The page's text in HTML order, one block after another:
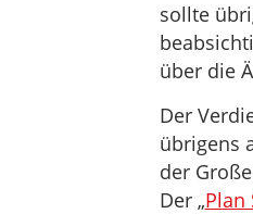
sollte
über die
Der
übrigens
der
Der „Plan